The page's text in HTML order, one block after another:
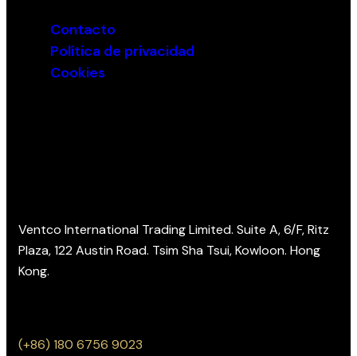
Contacto
Política de privacidad
Cookies
Ventco International Trading Limited. Suite A, 6/F, Ritz
Plaza, 122 Austin Road. Tsim Sha Tsui, Kowloon. Hong
Kong.
(+86) 180 6756 9023